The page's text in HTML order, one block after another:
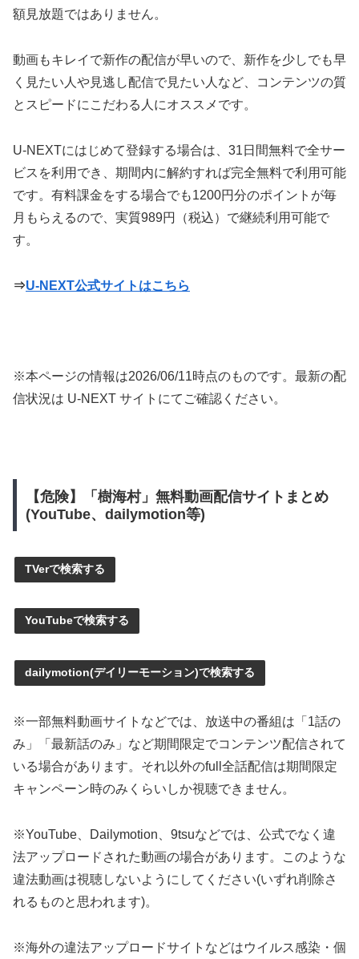
額見放題ではありません。
動画もキレイで新作の配信が早いので、新作を少しでも早
く見たい人や見逃し配信で見たい人など、コンテンツの質
とスピードにこだわる人にオススメです。
U-NEXTにはじめて登録する場合は、31日間無料で全サー
ビスを利用でき、期間内に解約すれば完全無料で利用可能
です。有料課金をする場合でも1200円分のポイントが毎
月もらえるので、実質989円（税込）で継続利用可能で
す。
⇒U-NEXT公式サイトはこちら
※本ページの情報は2026/06/11時点のものです。最新の配
信状況は U-NEXT サイトにてご確認ください。
【危険】「樹海村」無料動画配信サイトまとめ
(YouTube、dailymotion等)
TVerで検索する
YouTubeで検索する
dailymotion(デイリーモーション)で検索する
※一部無料動画サイトなどでは、放送中の番組は「1話の
み」「最新話のみ」など期間限定でコンテンツ配信されて
いる場合があります。それ以外のfull全話配信は期間限定
キャンペーン時のみくらいしか視聴できません。
※YouTube、Dailymotion、9tsuなどでは、公式でなく違
法アップロードされた動画の場合があります。このような
違法動画は視聴しないようにしてください(いずれ削除さ
れるものと思われます)。
※海外の違法アップロードサイトなどはウイルス感染・個